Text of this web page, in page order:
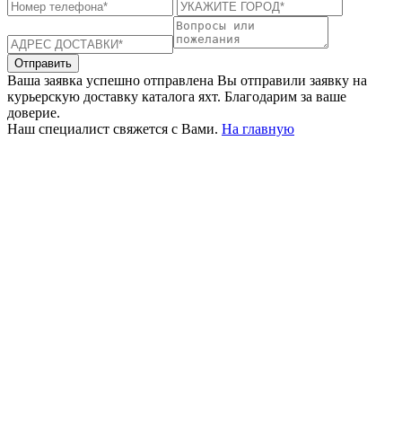
Отправить
Ваша заявка успешно отправлена Вы отправили заявку на
курьерскую доставку каталога яхт. Благодарим за ваше
доверие.
Наш специалист свяжется с Вами. На главную